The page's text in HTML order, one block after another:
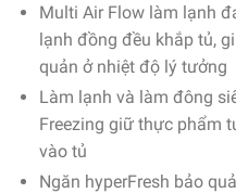
Multi Air Flow làm lạnh
lạnh đồng đều khắp tủ,
quản ở nhiệt độ lý tưởng
Làm lạnh và làm đông
Freezing giữ thực phẩm
vào tủ
Ngăn hyperFresh bảo